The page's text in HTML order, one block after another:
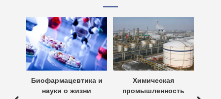
Биофармацевтика и
науки о жизни
Химическая
промышленность